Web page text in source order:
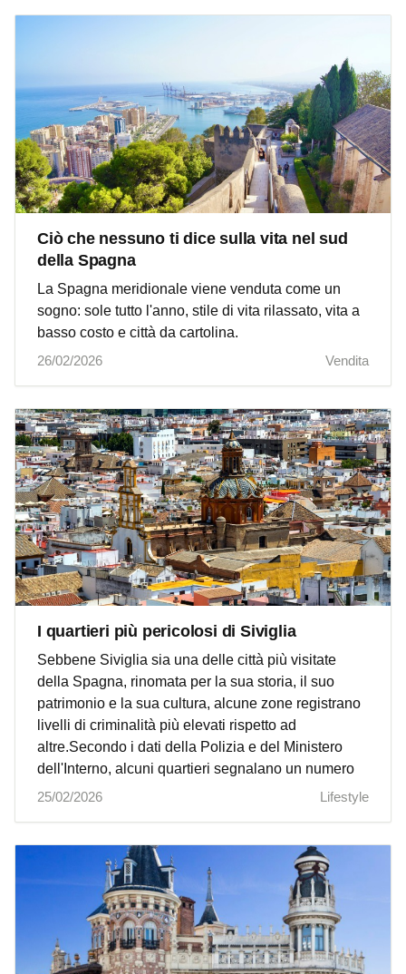
Ciò che nessuno ti dice sulla vita nel sud
della Spagna
La Spagna meridionale viene venduta come un
sogno: sole tutto l'anno, stile di vita rilassato, vita a
basso costo e città da cartolina.
26/02/2026
Vendita
I quartieri più pericolosi di Siviglia
Sebbene Siviglia sia una delle città più visitate
della Spagna, rinomata per la sua storia, il suo
patrimonio e la sua cultura, alcune zone registrano
livelli di criminalità più elevati rispetto ad
altre.Secondo i dati della Polizia e del Ministero
dell'Interno, alcuni quartieri segnalano un numero
25/02/2026
Lifestyle